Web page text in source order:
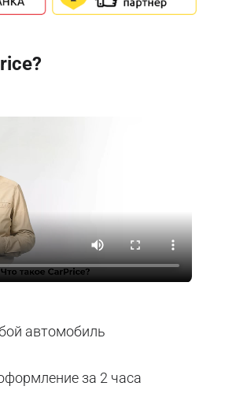
автомобиль
за 2 часа